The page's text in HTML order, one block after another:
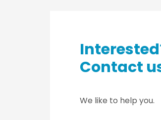
Contact
We like to help you.